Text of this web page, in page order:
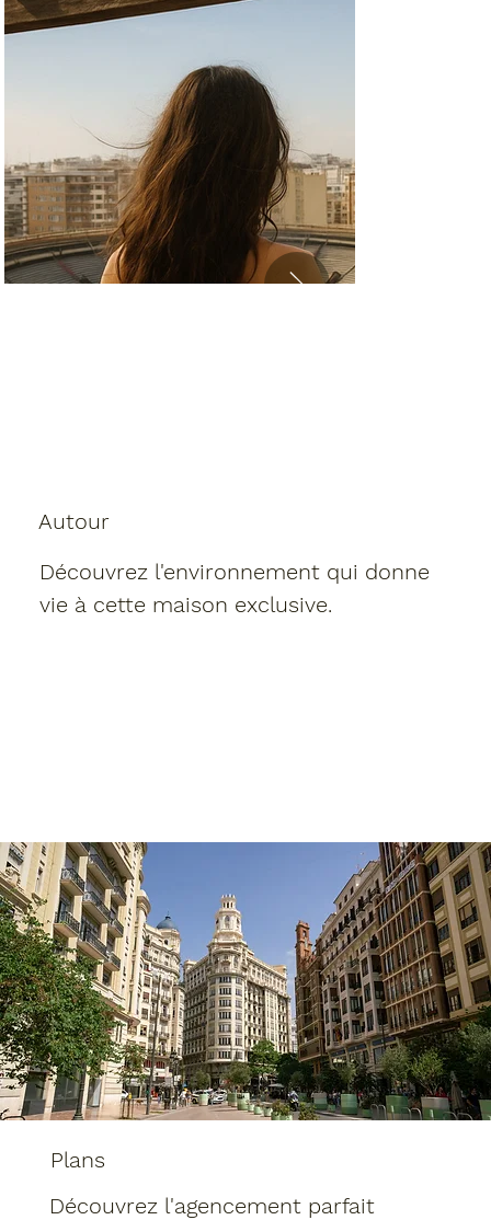
Plans
Découvrez l'agencement parfait
Autour
Découvrez l'environnement qui donne
vie à cette maison exclusive.